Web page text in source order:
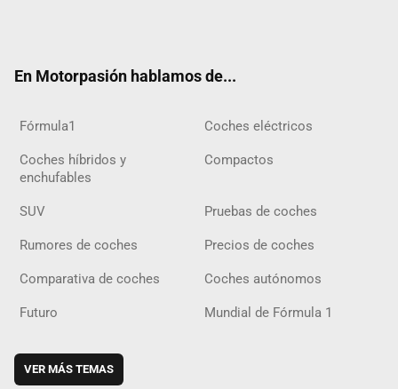
En Motorpasión hablamos de...
Fórmula1 Coches eléctricos
Coches híbridos y
enchufables
Compactos
SUV Pruebas de coches
Rumores de coches Precios de coches
Comparativa de coches Coches autónomos
Futuro Mundial de Fórmula 1
VER MÁS TEMAS